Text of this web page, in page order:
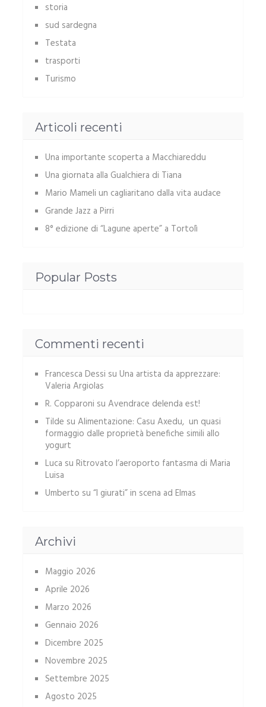
storia
sud sardegna
Testata
trasporti
Turismo
Articoli recenti
Una importante scoperta a Macchiareddu
Una giornata alla Gualchiera di Tiana
Mario Mameli un cagliaritano dalla vita audace
Grande Jazz a Pirri
8° edizione di “Lagune aperte” a Tortolì
Popular Posts
Commenti recenti
Francesca Dessi su Una artista da apprezzare:
Valeria Argiolas
R. Copparoni su Avendrace delenda est!
Tilde su Alimentazione: Casu Axedu, un quasi
formaggio dalle proprietà benefiche simili allo
yogurt
Luca su Ritrovato l’aeroporto fantasma di Maria
Luisa
Umberto su “I giurati” in scena ad Elmas
Archivi
Maggio 2026
Aprile 2026
Marzo 2026
Gennaio 2026
Dicembre 2025
Novembre 2025
Settembre 2025
Agosto 2025